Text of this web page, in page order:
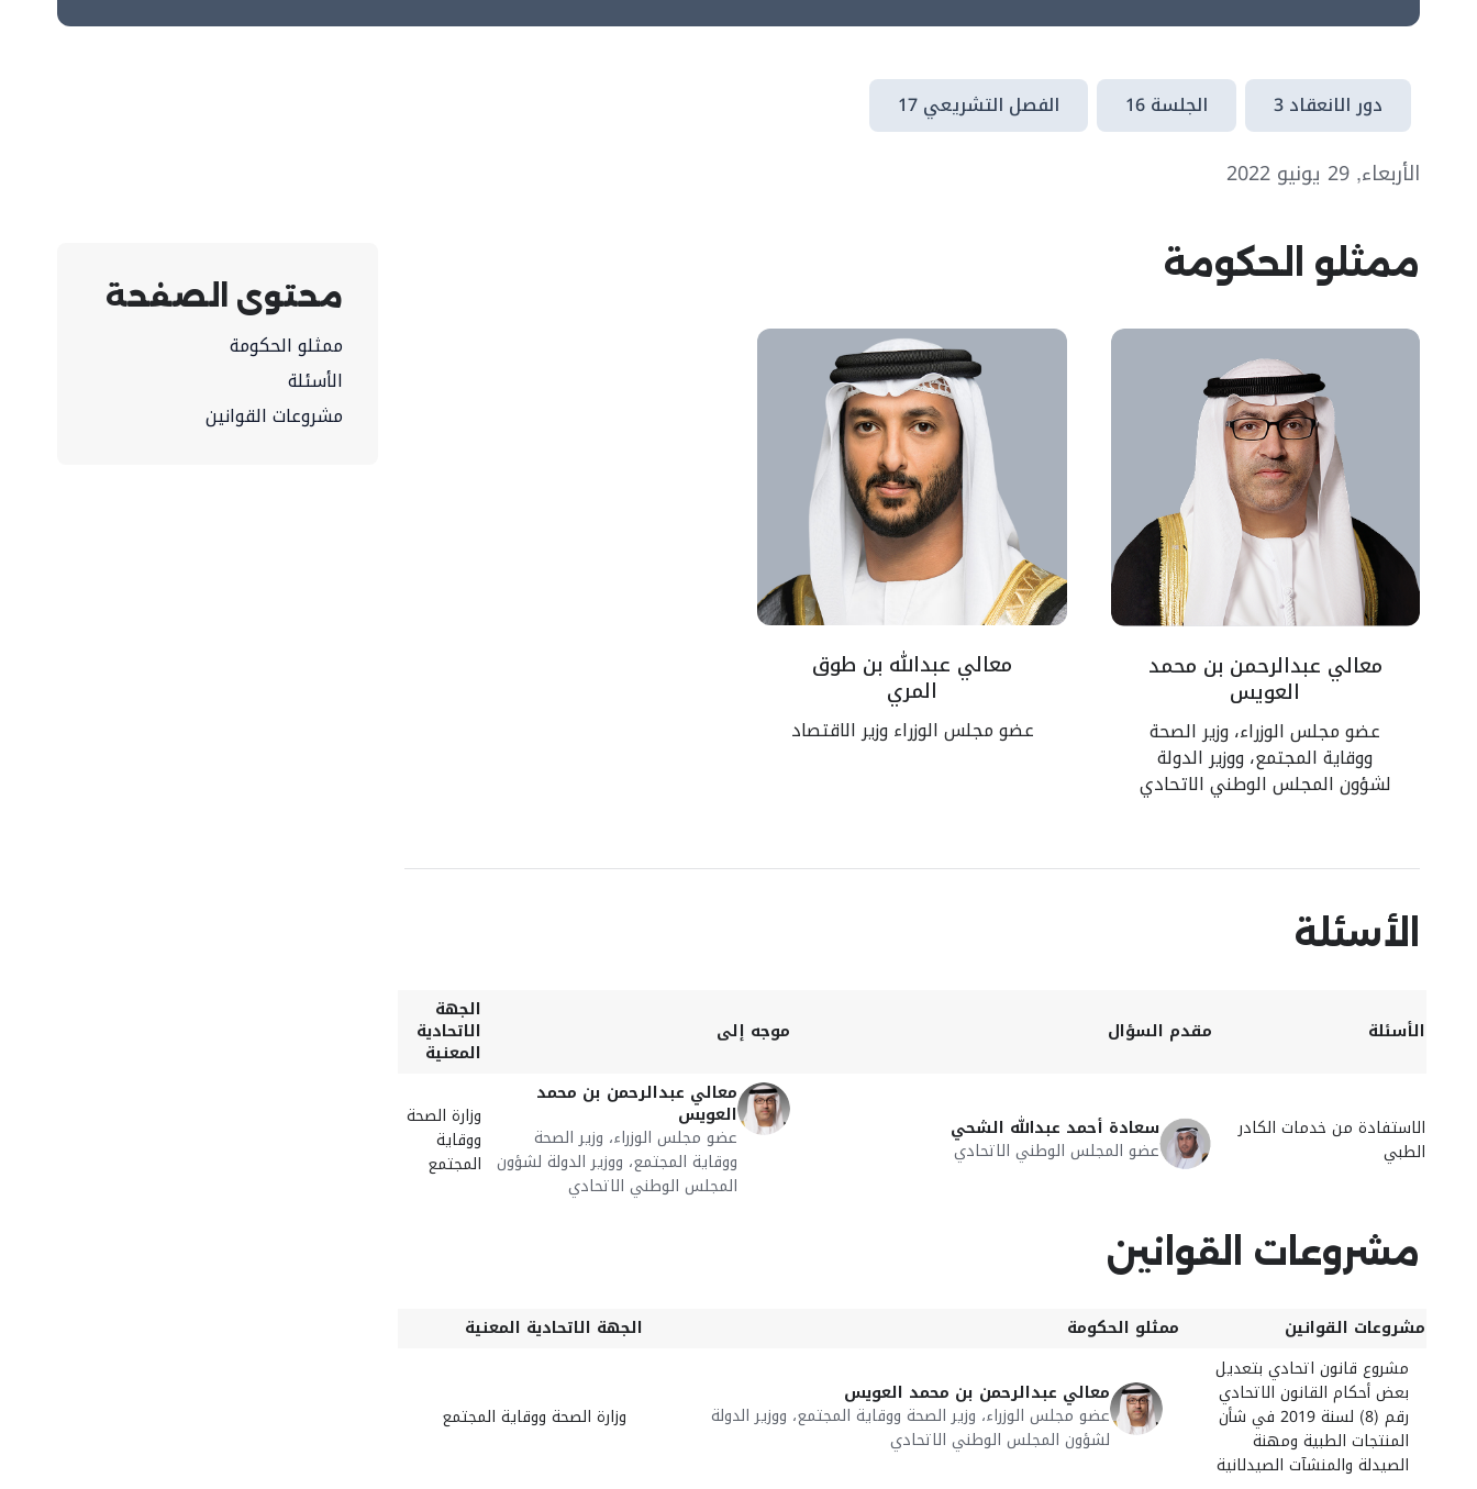
دور الانعقاد 3 الجلسة 16 الفصل التشريعي 17
الأربعاء, 29 يونيو 2022
ممثلو الحكومة
معالي عبدالرحمن بن محمد
العويس
عضو مجلس الوزراء، وزير الصحة
ووقاية المجتمع، ووزير الدولة
لشؤون المجلس الوطني الاتحادي
معالي عبدالله بن طوق
المري
عضو مجلس الوزراء وزير الاقتصاد
الأسئلة
الأسئلة مقدم السؤال موجه إلى
الجهة
الاتحادية
المعنية
الاستفادة من خدمات الكادر
الطبي
سعادة أحمد عبدالله الشحي
عضو المجلس الوطني الاتحادي
معالي عبدالرحمن بن محمد
العويس
عضو مجلس الوزراء، وزير الصحة
ووقاية المجتمع، ووزير الدولة لشؤون
المجلس الوطني الاتحادي
وزارة الصحة
ووقاية
المجتمع
مشروعات القوانين
مشروعات القوانين ممثلو الحكومة
الجهة الاتحادية المعنية
مشروع قانون اتحادي بتعديل
بعض أحكام القانون الاتحادي
رقم (8) لسنة 2019 في شأن
المنتجات الطبية ومهنة
الصيدلة والمنشآت الصيدلانية
معالي عبدالرحمن بن محمد العويس
عضو مجلس الوزراء، وزير الصحة ووقاية المجتمع، ووزير الدولة
لشؤون المجلس الوطني الاتحادي
وزارة الصحة ووقاية المجتمع
محتوى الصفحة
ممثلو الحكومة
الأسئلة
مشروعات القوانين